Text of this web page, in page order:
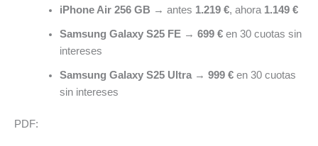
iPhone Air 256 GB → antes 1.219 €, ahora 1.149 €
Samsung Galaxy S25 FE→ 699 €en 30 cuotas sin
intereses
Samsung Galaxy S25 Ultra→ 999 €en 30 cuotas
sin intereses
PDF: